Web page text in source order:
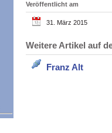
Veröffentlicht am
31. März 2015
Weitere Artikel auf
Franz Alt